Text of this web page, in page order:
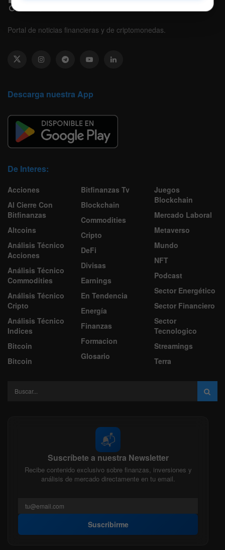
Portal de noticias financieras y de criptomonedas.
Descarga nuestra App
De Interes:
Acciones
Al Cierre Con
Bitfinanzas
Altcoins
Análisis Técnico
Acciones
Análisis Técnico
Commodities
Análisis Técnico
Cripto
Análisis Técnico
Indices
Bitcoin
Bitcoin
Bitfinanzas Tv
Blockchain
Commodities
Cripto
DeFi
Divisas
Earnings
En Tendencia
Energía
Finanzas
Formacion
Glosario
Juegos
Blockchain
Mercado Laboral
Metaverso
Mundo
NFT
Podcast
Sector Energético
Sector Financiero
Sector
Tecnologico
Streamings
Terra
📬
Suscríbete a nuestra Newsletter
Recibe contenido exclusivo sobre finanzas, inversiones y
análisis de mercado directamente en tu email.
Suscribirme